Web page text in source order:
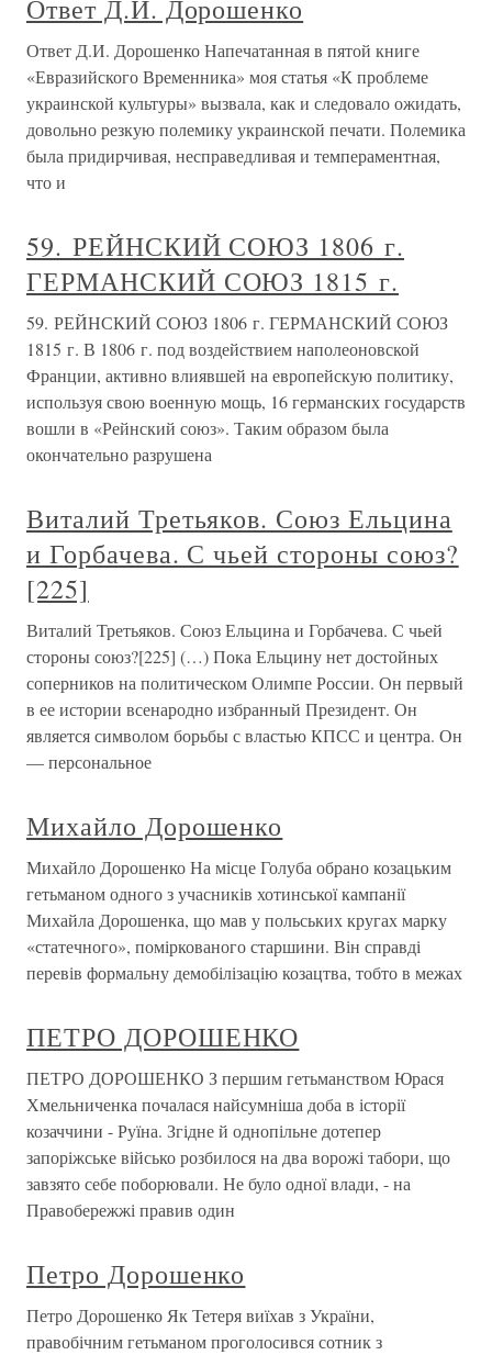
Ответ Д.И. Дорошенко
Ответ Д.И. Дорошенко Напечатанная в пятой книге
«Евразийского Временника» моя статья «К проблеме
украинской культуры» вызвала, как и следовало ожидать,
довольно резкую полемику украинской печати. Полемика
была придирчивая, несправедливая и темпераментная,
что и
59. РЕЙНСКИЙ СОЮЗ 1806 г.
ГЕРМАНСКИЙ СОЮЗ 1815 г.
59. РЕЙНСКИЙ СОЮЗ 1806 г. ГЕРМАНСКИЙ СОЮЗ
1815 г. В 1806 г. под воздействием наполеоновской
Франции, активно влиявшей на европейскую политику,
используя свою военную мощь, 16 германских государств
вошли в «Рейнский союз». Таким образом была
окончательно разрушена
Виталий Третьяков. Союз Ельцина
и Горбачева. С чьей стороны союз?
[225]
Виталий Третьяков. Союз Ельцина и Горбачева. С чьей
стороны союз?[225] (…) Пока Ельцину нет достойных
соперников на политическом Олимпе России. Он первый
в ее истории всенародно избранный Президент. Он
является символом борьбы с властью КПСС и центра. Он
— персональное
Михайло Дорошенко
Михайло Дорошенко На місце Голуба обрано козацьким
гетьманом одного з учасників хотинської кампанії
Михайла Дорошенка, що мав у польських кругах марку
«статечного», поміркованого старшини. Він справді
перевів формальну демобілізацію козацтва, тобто в межах
ПЕТРО ДОРОШЕНКО
ПЕТРО ДОРОШЕНКО З першим гетьманством Юрася
Хмельниченка почалася найсумніша доба в історії
козаччини - Руїна. Згідне й однопільне дотепер
запоріжське військо розбилося на два ворожі табори, що
завзято себе поборювали. Не було одної влади, - на
Правобережжі правив один
Петро Дорошенко
Петро Дорошенко Як Тетеря виїхав з України,
правобічним гетьманом проголосився сотник з